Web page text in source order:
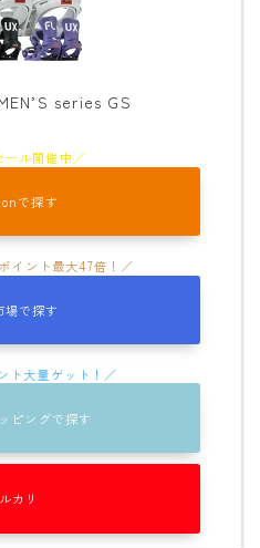
series GS
で探す
場で探す
ピングで探す
カリ